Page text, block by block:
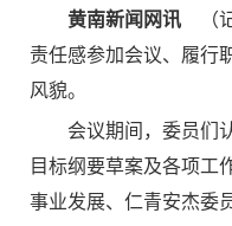
黄南新闻网讯
责任感参加会议、履行
风貌。
会议期间，委员们
目标纲要草案及各项工
事业发展、仁青安杰委